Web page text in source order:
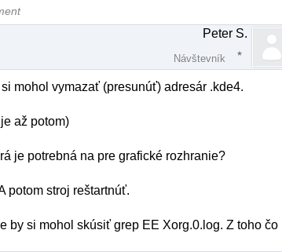
Peter S.
Návštevník
mohol vymazať (presunúť) adresár .kde4.
až potom)
je potrebná na pre grafické rozhranie?
potom stroj reštartnúť.
by si mohol skúsiť grep EE Xorg.0.log. Z toho čo